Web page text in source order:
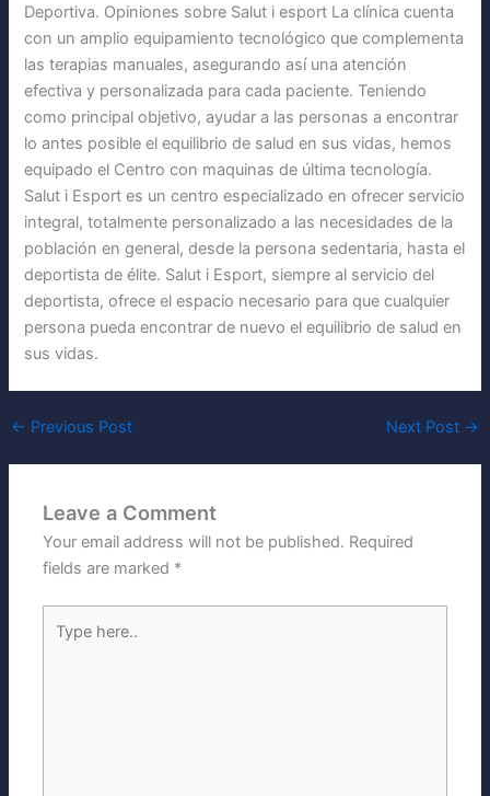
Deportiva. Opiniones sobre Salut i esport La clínica cuenta
con un amplio equipamiento tecnológico que complementa
las terapias manuales, asegurando así una atención
efectiva y personalizada para cada paciente. Teniendo
como principal objetivo, ayudar a las personas a encontrar
lo antes posible el equilibrio de salud en sus vidas, hemos
equipado el Centro con maquinas de última tecnología.
Salut i Esport es un centro especializado en ofrecer servicio
integral, totalmente personalizado a las necesidades de la
población en general, desde la persona sedentaria, hasta el
deportista de élite. Salut i Esport, siempre al servicio del
deportista, ofrece el espacio necesario para que cualquier
persona pueda encontrar de nuevo el equilibrio de salud en
sus vidas.
← Previous Post Next Post →
Leave a Comment
Your email address will not be published. Required
fields are marked *
here..